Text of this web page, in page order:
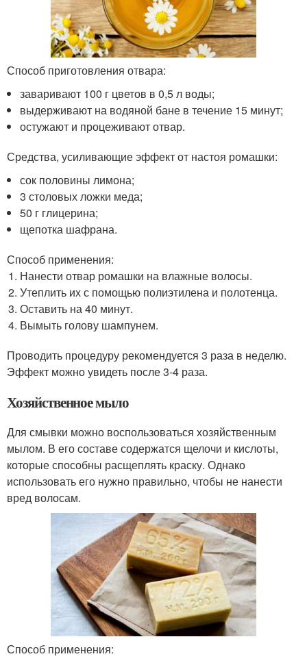
Способ приготовления отвара:
заваривают 100 г цветов в 0,5 л воды;
выдерживают на водяной бане в течение 15 минут;
остужают и процеживают отвар.
Средства, усиливающие эффект от настоя ромашки:
сок половины лимона;
3 столовых ложки меда;
50 г глицерина;
щепотка шафрана.
Способ применения:
Нанести отвар ромашки на влажные волосы.
Утеплить их с помощью полиэтилена и полотенца.
Оставить на 40 минут.
Вымыть голову шампунем.
Проводить процедуру рекомендуется 3 раза в неделю.
Эффект можно увидеть после 3-4 раза.
Хозяйственное мыло
Для смывки можно воспользоваться хозяйственным
мылом. В его составе содержатся щелочи и кислоты,
которые способны расщеплять краску. Однако
использовать его нужно правильно, чтобы не нанести
вред волосам.
Способ применения: